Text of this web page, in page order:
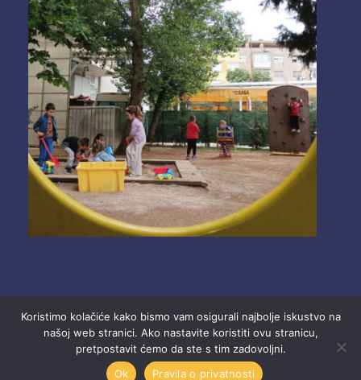
2025 Ustanova “Dječji vrtići” Mostar.
Koristimo kolačiće kako bismo vam osigurali najbolje iskustvo na
našoj web stranici. Ako nastavite koristiti ovu stranicu,
pretpostavit ćemo da ste s tim zadovoljni.
Ok
Pravila o privatnosti